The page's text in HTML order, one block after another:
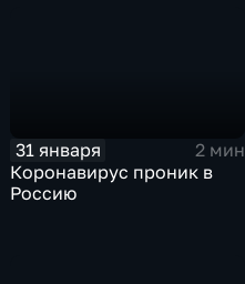
31 января
2 мин
Коронавирус проник в
Россию